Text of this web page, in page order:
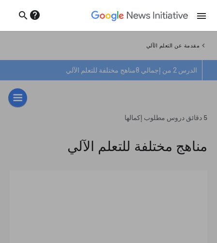
menu
help
search
chevron_left مقدمة عن التعلم الآلي
الدرس 2 من إجمالي 8 مناهج مختلفة للتعلم الآلي
5 دقائق دروس مطلوب إكمالها
مناهج مختلفة للتعلم الآلي